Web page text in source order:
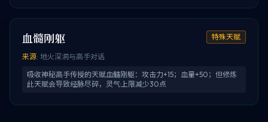
血髓刚躯 特殊天赋
来源: 地火深洞与高手对话
吸收神秘高手传授的天赋血髓刚躯：攻击力+15；血量+50；但修炼
此天赋会导致经脉尽碎，灵气·上限减少30点